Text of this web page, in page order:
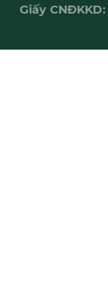
Giấy CNĐKKD: